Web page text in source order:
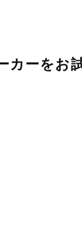
カーをお